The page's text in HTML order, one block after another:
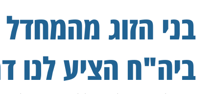
בני הזוג
ביה"ח הציע לנו